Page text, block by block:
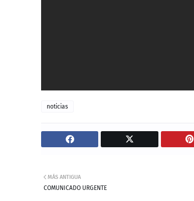
noticias
MÁS ANTIGUA
COMUNICADO URGENTE